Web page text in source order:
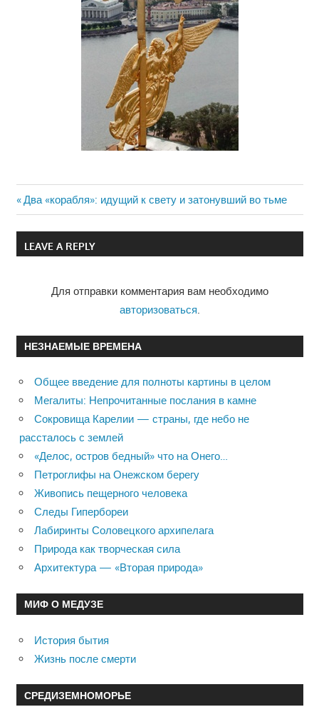
Навигация
по
Previous
Post:
Два «корабля»: идущий к свету и затонувший во тьме
LEAVE A REPLY
Для отправки комментария вам необходимо
авторизоваться.
НЕЗНАЕМЫЕ ВРЕМЕНА
Общее введение для полноты картины в целом
Мегалиты: Непрочитанные послания в камне
Сокровища Карелии — страны, где небо не
рассталось с землей
«Делос, остров бедный» что на Онего…
Петроглифы на Онежском берегу
Живопись пещерного человека
Следы Гипербореи
Лабиринты Соловецкого архипелага
Природа как творческая сила
Архитектура — «Вторая природа»
МИФ О МЕДУЗЕ
История бытия
Жизнь после смерти
СРЕДИЗЕМНОМОРЬЕ